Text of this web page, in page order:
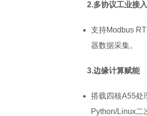
2.多协议工业接入
支持Modbus
器数据采集。
3.边缘计算赋能
搭载四核A55处
Python/Linux二